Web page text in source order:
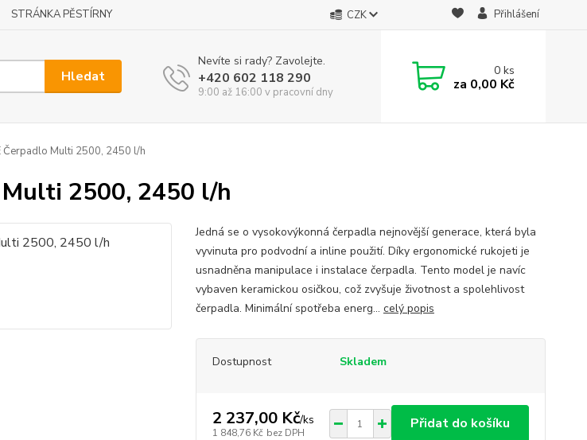
STRÁNKA PĚSTÍRNY CZK Přihlášení
Hledat
Nevíte si rady? Zavolejte.
+420 602 118 290
9:00 až 16:00 v pracovní dny
0ks
za 0,00 Kč
Čerpadlo Multi 2500, 2450 l/h
Multi 2500, 2450 l/h
Jedná se o vysokovýkonná čerpadla nejnovější generace, která byla
vyvinuta pro podvodní a inline použití. Díky ergonomické rukojeti je
usnadněna manipulace i instalace čerpadla. Tento model je navíc
vybaven keramickou osičkou, což zvyšuje životnost a spolehlivost
čerpadla. Minimální spotřeba energ... celý popis
Dostupnost Skladem
2 237,00 Kč/ks
1 848,76 Kč bez DPH
Přidat do košíku